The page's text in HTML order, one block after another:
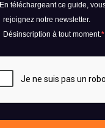
En téléchargeant ce guide,
rejoignez notre newsletter.
Désinscription à tout moment.